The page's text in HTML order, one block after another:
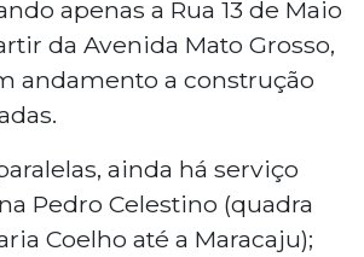
apenas a Rua 13 de Maio
da Avenida Mato Grosso,
andamento a construção
ainda há serviço
Pedro Celestino (quadra
Coelho até a Maracaju);